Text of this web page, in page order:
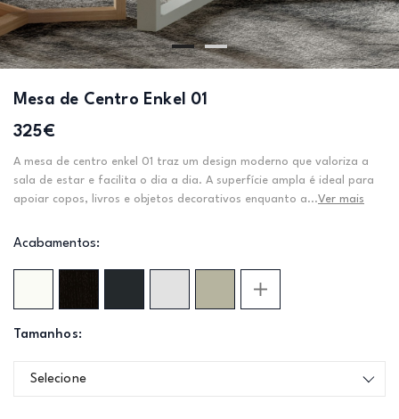
Mesa de Centro Enkel 01
325€
A mesa de centro enkel 01 traz um design moderno que valoriza a
sala de estar e facilita o dia a dia. A superfície ampla é ideal para
apoiar copos, livros e objetos decorativos enquanto a...Ver mais
Acabamentos:
Tamanhos:
Selecione